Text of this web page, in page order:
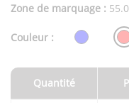
Zone de marquage :
Couleur :
Quantité